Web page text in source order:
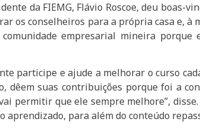
da FIEMG, Flávio Roscoe, deu boas-
os conselheiros para a própria casa e, à
empresarial mineira porque
participe e ajude a melhorar o curso
dêem suas contribuições porque foi a
permitir que ele sempre melhore”,
para além do conteúdo